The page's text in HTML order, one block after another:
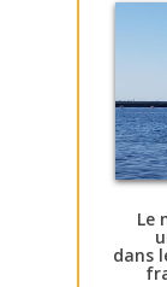
Le
dans